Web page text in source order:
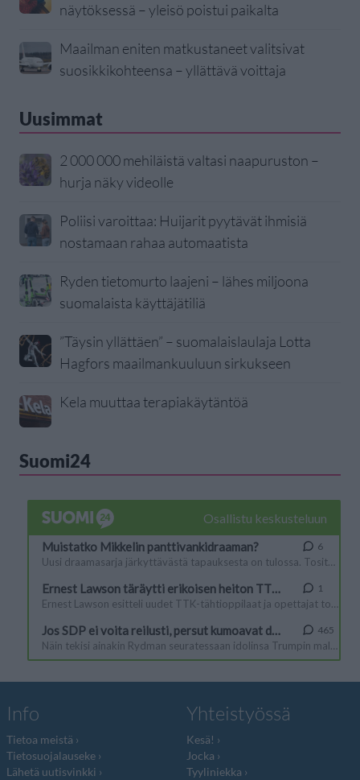
näytöksessä – yleisö poistui paikalta
Maailman eniten matkustaneet valitsivat
suosikkikohteensa – yllättävä voittaja
Uusimmat
2 000 000 mehiläistä valtasi naapuruston –
hurja näky videolle
Poliisi varoittaa: Huijarit pyytävät ihmisiä
nostamaan rahaa automaatista
Ryden tietomurto laajeni – lähes miljoona
suomalaista käyttäjätiliä
”Täysin yllättäen” – suomalaislaulaja Lotta
Hagfors maailmankuuluun sirkukseen
Kela muuttaa terapiakäytäntöä
Suomi24
Info
Tietoa meistä
Tietosuojalauseke
Lähetä uutisvinkki
Yhteistyössä
Kesä!
Jocka
Tyyliniekka